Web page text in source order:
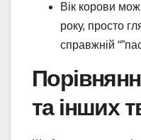
Вік корови
року, просто
справжній
та інших